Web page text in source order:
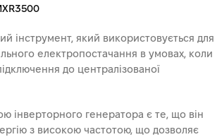
інструмент, який використовується для
електропостачання в умовах, коли
до централізованої
інверторного генератора є те, що він
з високою частотою, що дозволяє